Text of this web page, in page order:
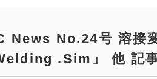
News No.24号 溶接
.Sim」 他 記